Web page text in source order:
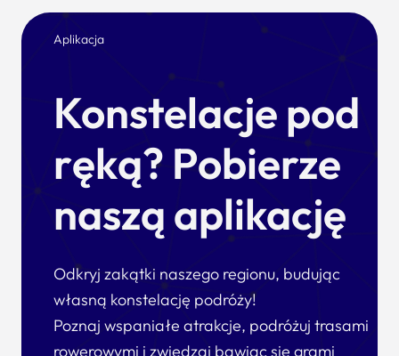
Aplikacja
Konstelacje pod
ręką? Pobierze
naszą aplikację
Odkryj zakątki naszego regionu, budując
własną konstelację podróży!
Poznaj wspaniałe atrakcje, podróżuj trasami
rowerowymi i zwiedzaj bawiąc się grami